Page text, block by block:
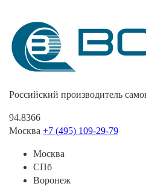
Российский производитель
94.8366
Москва +7 (495) 109-29-79
Москва
СПб
Воронеж